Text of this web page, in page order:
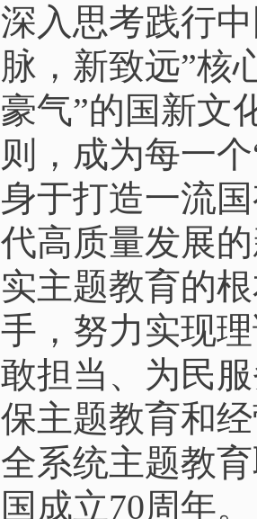
深入思考践行
脉，新致远”核
豪气”的国新文
则，成为每一
身于打造一流
代高质量发展
实主题教育的
手，努力实现
敢担当、为民
保主题教育和
全系统主题教
国成立70周年。